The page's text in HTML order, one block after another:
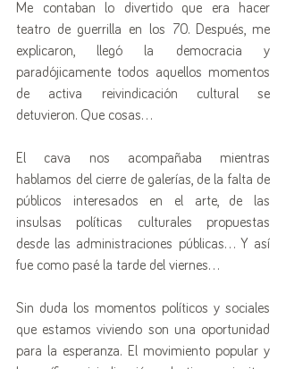
Me contaban lo divertido que era hacer
teatro de guerrilla en los 70. Después, me
explicaron, llegó la democracia y
paradójicamente todos aquellos momentos
de activa reivindicación cultural se
detuvieron. Que cosas...
El cava nos acompañaba mientras
hablamos del cierre de galerías, de la falta de
públicos interesados en el arte, de las
insulsas políticas culturales propuestas
desde las administraciones públicas... Y así
fue como pasé la tarde del viernes...
Sin duda los momentos políticos y sociales
que estamos viviendo son una oportunidad
para la esperanza. El movimiento popular y